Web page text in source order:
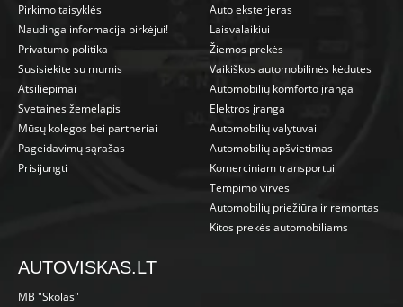
Pirkimo taisyklės
Naudinga informacija pirkėjui!
Privatumo politika
Susisiekite su mumis
Atsiliepimai
Svetainės žemėlapis
Mūsų kolegos bei partneriai
Pageidavimų sąrašas
Prisijungti
Auto eksterjeras
Laisvalaikiui
Žiemos prekės
Vaikiškos automobilinės kėdutės
Automobilių komforto įranga
Elektros įranga
Automobilių valytuvai
Automobilių apšvietimas
Komerciniam transportui
Tempimo virvės
Automobilių priežiūra ir remontas
Kitos prekės automobiliams
AUTOVISKAS.LT
MB "Skolas"